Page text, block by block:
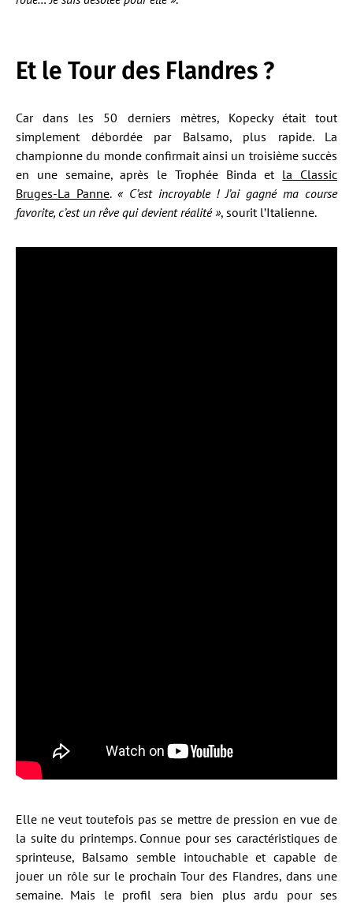
Et le Tour des Flandres ?
Car dans les 50 derniers mètres, Kopecky était tout
simplement débordée par Balsamo, plus rapide. La
championne du monde confirmait ainsi un troisième succès
en une semaine, après le Trophée Binda et la Classic
Bruges-La Panne. « C’est incroyable ! J’ai gagné ma course
favorite, c’est un rêve qui devient réalité », sourit l’Italienne.
Elle ne veut toutefois pas se mettre de pression en vue de
la suite du printemps. Connue pour ses caractéristiques de
sprinteuse, Balsamo semble intouchable et capable de
jouer un rôle sur le prochain Tour des Flandres, dans une
semaine. Mais le profil sera bien plus ardu pour ses